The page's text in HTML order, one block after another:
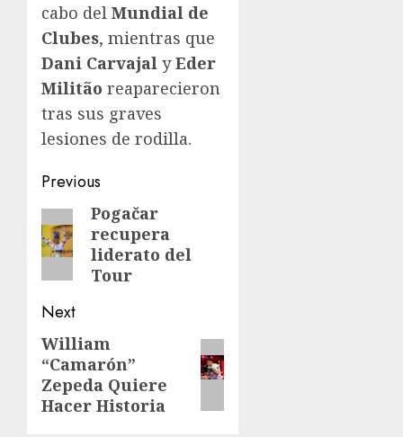
cabo del Mundial de
Clubes, mientras que
Dani Carvajal yEder
Militão reaparecieron
tras sus graves
lesiones de rodilla.
Post
navigation
Previous
Previous
post:
Pogačar
recupera
liderato del
Tour
Next
Next
post:
William
“Camarón”
Zepeda Quiere
Hacer Historia